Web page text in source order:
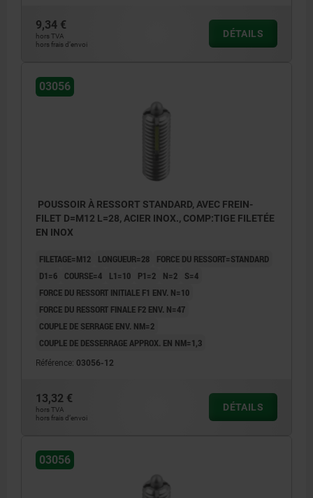
9,34 €
hors TVA
hors frais d’envoi
DÉTAILS
03056
POUSSOIR À RESSORT STANDARD, AVEC FREIN-
FILET D=M12 L=28, ACIER INOX., COMP:TIGE FILETÉE
EN INOX
FILETAGE=M12 LONGUEUR=28
FORCE DU RESSORT=STANDARD
D1=6
COURSE=4 L1=10 P1=2 N=2
S=4
FORCE DU RESSORT INITIALE F1 ENV. N=10
FORCE DU RESSORT FINALE F2 ENV. N=47
COUPLE DE SERRAGE ENV. NM=2
COUPLE DE DESSERRAGE APPROX. EN NM=1,3
Référence: 03056-12
13,32 €
hors TVA
hors frais d’envoi
DÉTAILS
03056